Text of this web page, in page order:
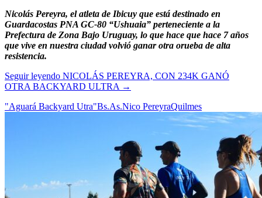
Nicolás Pereyra, el atleta de Ibicuy que está destinado en
Guardacostas PNA GC-80 “Ushuaia” perteneciente a la
Prefectura de Zona Bajo Uruguay, lo que hace que hace 7 años
que vive en nuestra ciudad volvió ganar otra orueba de alta
resistencia.
Seguir leyendo NICOLÁS PEREYRA, CON 234K GANÓ
OTRA BACKYARD ULTRA →
"Aguará Backyard Utra"Bs.As.Nico PereyraQuilmes